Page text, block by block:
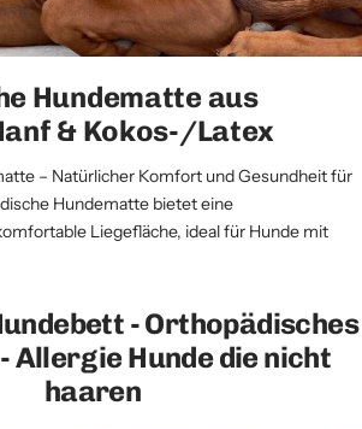
Hundematte aus
& Kokos-/Latex
– Natürlicher Komfort und Gesundheit für
Hundematte bietet eine
Liegefläche, ideal für Hunde mit
- Orthopädisches
Allergie Hunde die nicht
haaren